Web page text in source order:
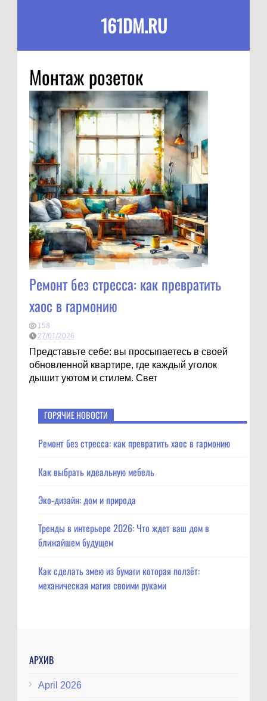
161DM.RU
Монтаж розеток
Ремонт без стресса: как превратить
хаос в гармонию
158
27/01/2026
Представьте себе: вы просыпаетесь в своей
обновленной квартире, где каждый уголок
дышит уютом и стилем. Свет
ГОРЯЧИЕ НОВОСТИ
Ремонт без стресса: как превратить хаос в гармонию
Как выбрать идеальную мебель
Эко-дизайн: дом и природа
Тренды в интерьере 2026: Что ждет ваш дом в
ближайшем будущем
Как сделать змею из бумаги которая ползёт:
механическая магия своими руками
АРХИВ
April 2026